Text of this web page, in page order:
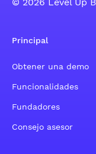
Principal
Obtener una demo
Funcionalidades
Fundadores
Consejo asesor